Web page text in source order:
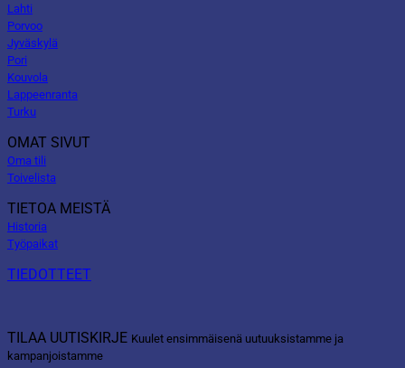
Lahti
Porvoo
Jyväskylä
Pori
Kouvola
Lappeenranta
Turku
OMAT SIVUT
Oma tili
Toivelista
TIETOA MEISTÄ
Historia
Työpaikat
TIEDOTTEET
TILAA UUTISKIRJE Kuulet ensimmäisenä uutuuksistamme ja
kampanjoistamme